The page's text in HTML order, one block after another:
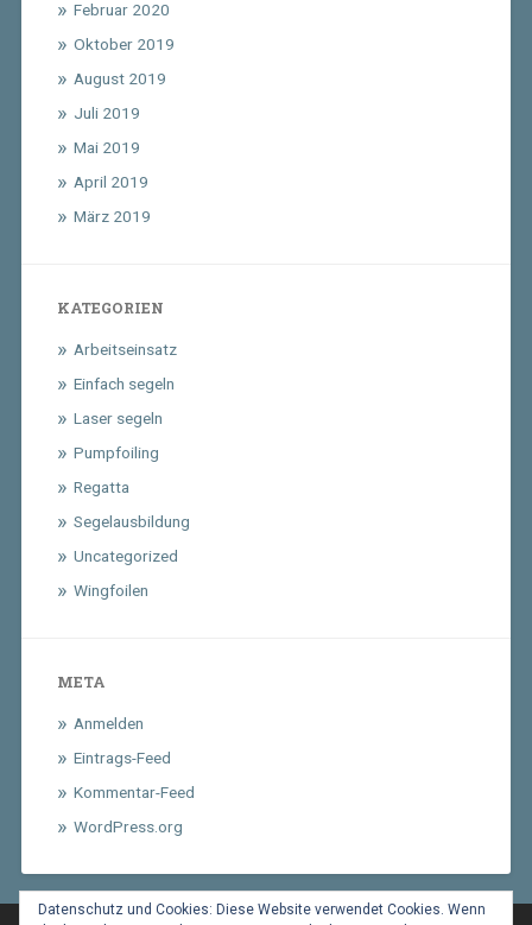
Februar 2020
Oktober 2019
August 2019
Juli 2019
Mai 2019
April 2019
März 2019
KATEGORIEN
Arbeitseinsatz
Einfach segeln
Laser segeln
Pumpfoiling
Regatta
Segelausbildung
Uncategorized
Wingfoilen
META
Anmelden
Eintrags-Feed
Kommentar-Feed
WordPress.org
Datenschutz und Cookies: Diese Website verwendet Cookies. Wenn